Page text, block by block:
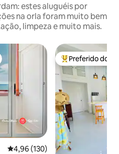
estes aluguéis por
na orla foram muito bem
limpeza e muito mais.
dos hóspedes
4,96 de uma avaliação média de
4,96 (130)
Entre os
Preferido dos